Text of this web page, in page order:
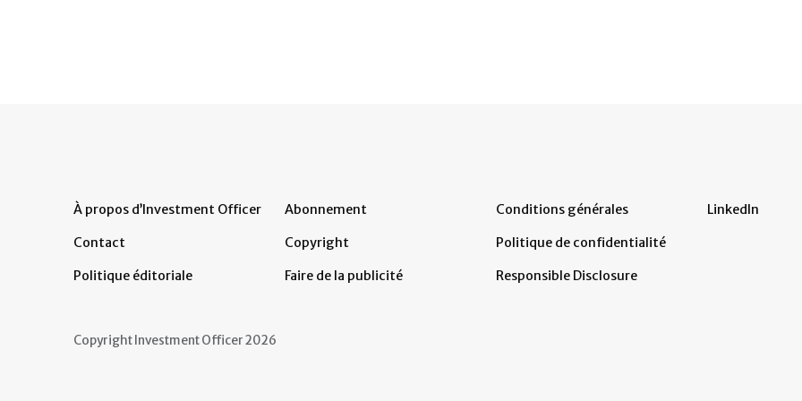
À propos d’Investment Officer
Contact
Politique éditoriale
Abonnement
Copyright
Faire de la publicité
Conditions générales
Politique de confidentialité
Responsible Disclosure
LinkedIn
Copyright Investment Officer 2026